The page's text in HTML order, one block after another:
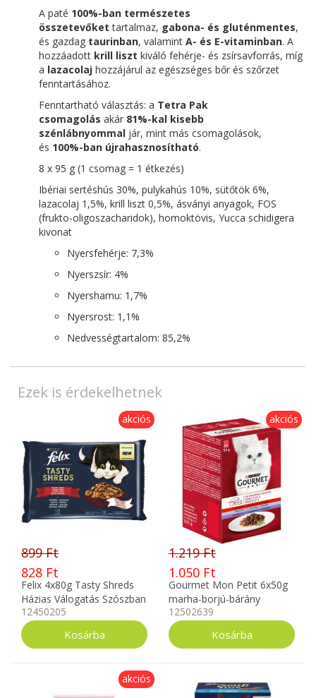
A paté 100%-ban természetes
összetevőket tartalmaz, gabona- és gluténmentes,
és gazdag taurinban, valamint A- és E-vitaminban. A
hozzáadott krill liszt kiváló fehérje- és zsírsavforrás, míg
a lazacolaj hozzájárul az egészséges bőr és szőrzet
fenntartásához.
Fenntartható választás: a Tetra Pak
csomagolás akár 81%-kal kisebb
szénlábnyommal jár, mint más csomagolások,
és 100%-ban újrahasznosítható.
8 x 95 g (1 csomag = 1 étkezés)
Ibériai sertéshús 30%, pulykahús 10%, sütőtök 6%,
lazacolaj 1,5%, krill liszt 0,5%, ásványi anyagok, FOS
(frukto-oligoszacharidok), homoktövis, Yucca schidigera
kivonat
Nyersfehérje: 7,3%
Nyerszsír: 4%
Nyershamu: 1,7%
Nyersrost: 1,1%
Nedvességtartalom: 85,2%
Ezek is érdekelhetnek
akciós
899 Ft
828 Ft
Felix 4x80g Tasty Shreds
Házias Válogatás Szószban
12450205
12450205
akciós
1.219 Ft
1.050 Ft
Gourmet Mon Petit 6x50g
marha-borjú-bárány
12502639
12502639
akciós